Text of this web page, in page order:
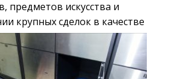
предметов искусства и
крупных сделок в качестве